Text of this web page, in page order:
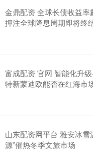
金鼎配资 全球长债收益
押注全球降息周期即将终
富成配资 官网 智能化升
特新蒙迪欧能否在红海市
山东配资网平台 雅安冰雪
源”催热冬季文旅市场